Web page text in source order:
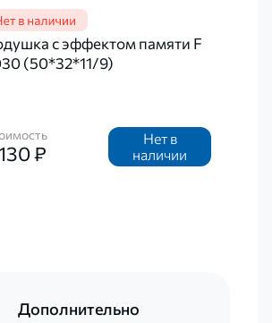
с эффектом памяти F
(50*32*11/9)
₽
Нет в
наличии
Дополнительно